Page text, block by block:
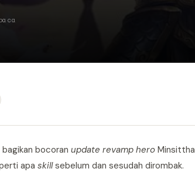
bocoran update revamp hero
apa skillsebelum dan sesudah dirombak.